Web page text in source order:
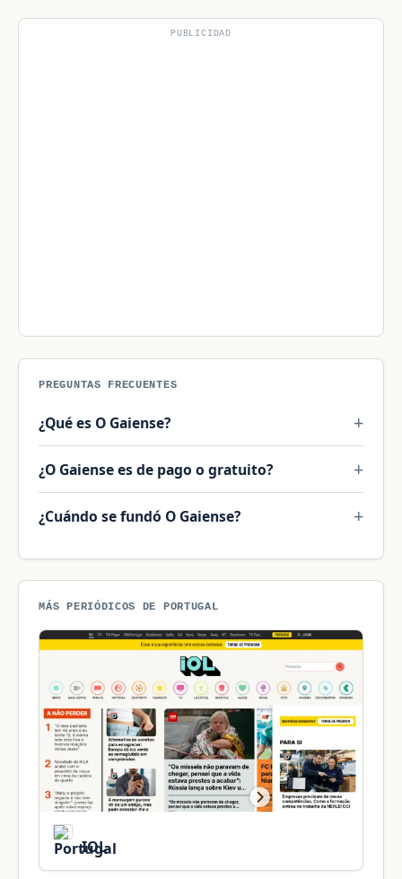
PUBLICIDAD
PREGUNTAS FRECUENTES
¿Qué es O Gaiense?
¿O Gaiense es de pago o gratuito?
¿Cuándo se fundó O Gaiense?
MÁS PERIÓDICOS DE PORTUGAL
IOL